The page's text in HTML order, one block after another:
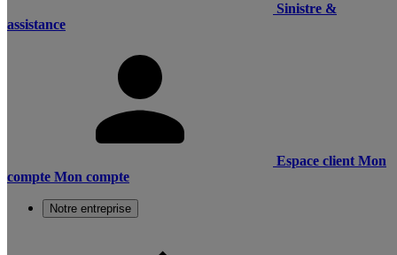
Sinistre &
assistance
Espace client Mon
compte Mon compte
Notre entreprise